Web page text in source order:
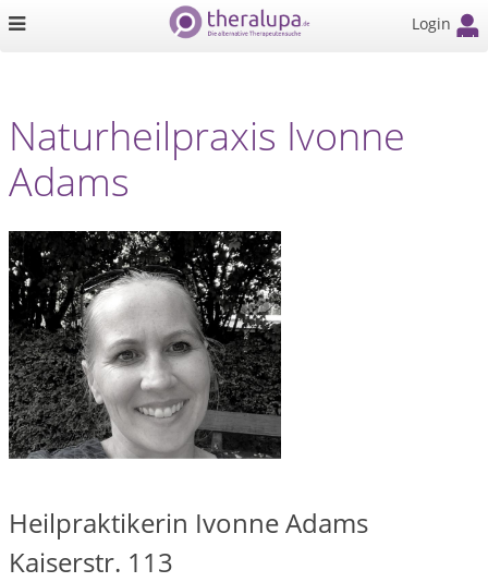
Login
Naturheilpraxis Ivonne
Adams
Heilpraktikerin Ivonne Adams
Kaiserstr. 113